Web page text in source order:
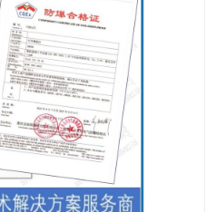
煤安矿安
防爆设计
各国防爆认证
SIL认证
防爆合格证代理机构